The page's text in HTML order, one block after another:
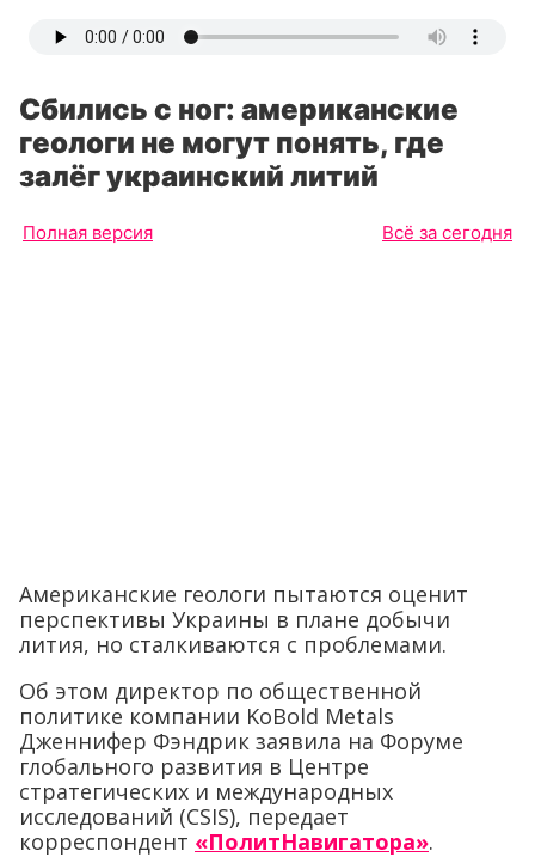
Сбились с ног: американские
геологи не могут понять, где
залёг украинский литий
Полная версия Всё за сегодня
Американские геологи пытаются оценит
перспективы Украины в плане добычи
лития, но сталкиваются с проблемами.
Об этом директор по общественной
политике компании KoBold Metals
Дженнифер Фэндрик заявила на Форуме
глобального развития в Центре
стратегических и международных
исследований (CSIS), передает
корреспондент «ПолитНавигатора».